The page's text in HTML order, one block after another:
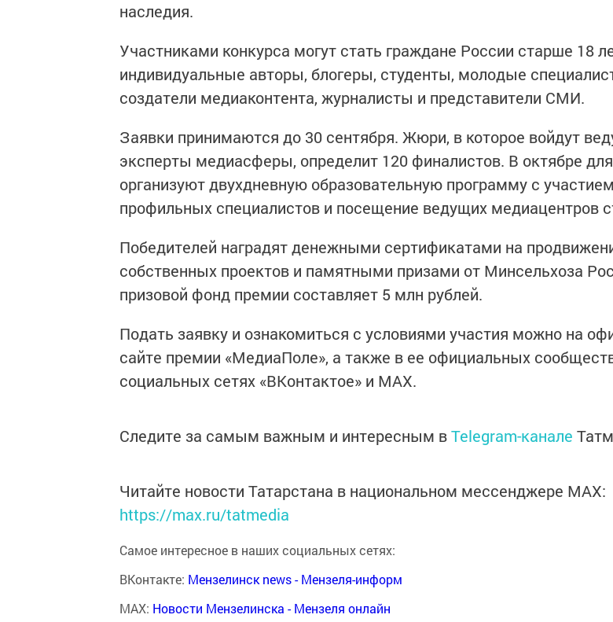
наследия.
Участниками конкурса могут стать граждане России старше 18
индивидуальные авторы, блогеры, студенты, молодые
создатели медиаконтента, журналисты и представители СМИ.
Заявки принимаются до 30 сентября. Жюри, в которое войдут
эксперты медиасферы, определит 120 финалистов. В октябре
организуют двухдневную образовательную программу с участием
профильных специалистов и посещение ведущих медиацентров
Победителей наградят денежными сертификатами на
собственных проектов и памятными призами от Минсельхоза
призовой фонд премии составляет 5 млн рублей.
Подать заявку и ознакомиться с условиями участия можно на
сайте премии «МедиаПоле», а также в ее официальных
социальных сетях «ВКонтактое» и MAX.
Следите за самым важным и интересным вTelegram-канале
Читайте новости Татарстана в национальном мессенджере MАХ:
https://max.ru/tatmedia
Самое интересное в наших социальных сетях:
ВКонтакте: Мензелинск news - Мензеля-информ
MAX: Новости Мензелинска - Мензеля онлайн